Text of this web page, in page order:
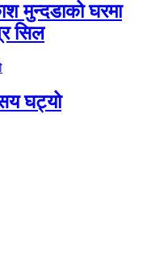
मुन्दडाको घरमा
सिल
घट्यो